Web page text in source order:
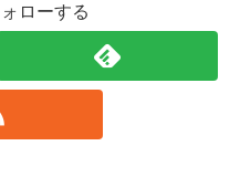
ローする